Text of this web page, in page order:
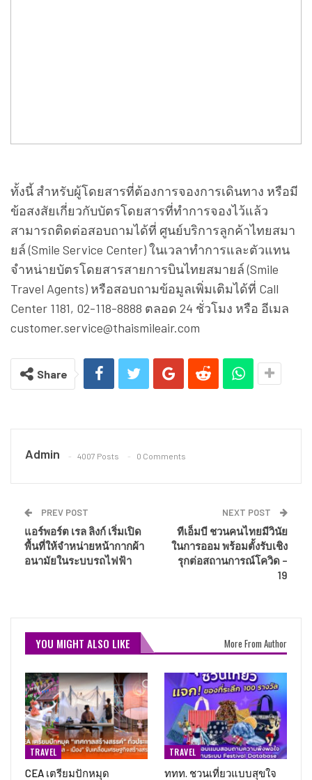
ทั้งนี้ สำหรับผู้โดยสารที่ต้องการจองการเดินทาง หรือมี
ข้อสงสัยเกี่ยวกับบัตรโดยสารที่ทำการจองไว้แล้ว
สามารถติดต่อสอบถามได้ที่ ศูนย์บริการลูกค้าไทยสมา
ยล์ (Smile Service Center) ในเวลาทำการและตัวแทน
จำหน่ายบัตรโดยสารสายการบินไทยสมายล์ (Smile
Travel Agents) หรือสอบถามข้อมูลเพิ่มเติมได้ที่ Call
Center 1181, 02-118-8888 ตลอด 24 ชั่วโมง หรือ อีเมล
customer.service@thaismileair.com
Share
Admin 4007 Posts 0 Comments
PREV POST
แอร์พอร์ต เรล ลิงก์ เริ่มเปิด
พื้นที่ให้จำหน่ายหน้ากากผ้า
อนามัยในระบบรถไฟฟ้า
NEXT POST
ทีเอ็มบี ชวนคนไทยมีวินัย
ในการออม พร้อมตั้งรับเชิง
รุกต่อสถานการณ์โควิด –
19
YOU MIGHT ALSO LIKE More From Author
TRAVEL
CEA เตรียมปักหมุด
TRAVEL
ททท. ชวนเที่ยวแบบสุขใจ